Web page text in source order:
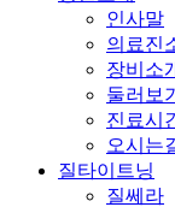
인사말
의료진
장비소
둘러보기
진료시
오시는
질타이트닝
질쎄라